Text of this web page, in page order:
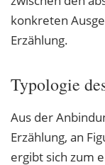
konkreten
Erzählung.
Typologie
Aus der
Erzählung, an
ergibt sich zum